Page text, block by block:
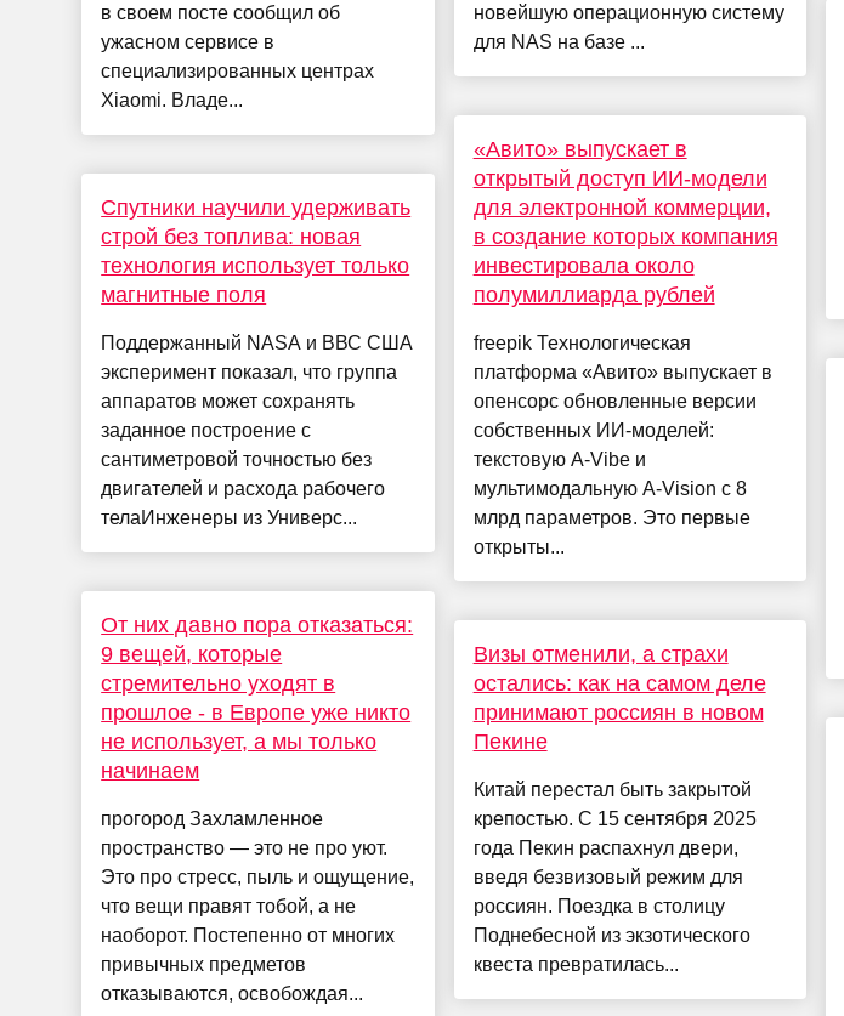
в своем посте сообщил об
ужасном сервисе в
специализированных центрах
Xiaomi. Владе...
Спутники научили удерживать
строй без топлива: новая
технология использует только
магнитные поля
Поддержанный NASA и ВВС США
эксперимент показал, что группа
аппаратов может сохранять
заданное построение с
сантиметровой точностью без
двигателей и расхода рабочего
телаИнженеры из Универс...
От них давно пора отказаться:
9 вещей, которые
стремительно уходят в
прошлое - в Европе уже никто
не использует, а мы только
начинаем
прогород Захламленное
пространство — это не про уют.
Это про стресс, пыль и ощущение,
что вещи правят тобой, а не
наоборот. Постепенно от многих
привычных предметов
отказываются, освобождая...
новейшую операционную систему
для NAS на базе ...
«Авито» выпускает в
открытый доступ ИИ-модели
для электронной коммерции,
в создание которых компания
инвестировала около
полумиллиарда рублей
freepik Технологическая
платформа «Авито» выпускает в
опенсорс обновленные версии
собственных ИИ-моделей:
текстовую A-Vibe и
мультимодальную A-Vision с 8
млрд параметров. Это первые
открыты...
Визы отменили, а страхи
остались: как на самом деле
принимают россиян в новом
Пекине
Китай перестал быть закрытой
крепостью. С 15 сентября 2025
года Пекин распахнул двери,
введя безвизовый режим для
россиян. Поездка в столицу
Поднебесной из экзотического
квеста превратилась...